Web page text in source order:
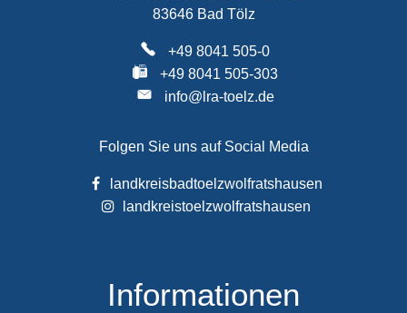
83646 Bad Tölz
+49 8041 505-0
+49 8041 505-303
info@lra-toelz.de
Folgen Sie uns auf Social Media
landkreisbadtoelzwolfratshausen
landkreistoelzwolfratshausen
Informationen